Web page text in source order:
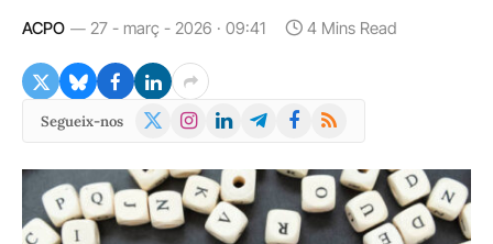
ACPO 27 - març - 2026 · 09:41 4 Mins Read
Segueix-nos
X
Instagram
LinkedInTelegramFacebook
RSS